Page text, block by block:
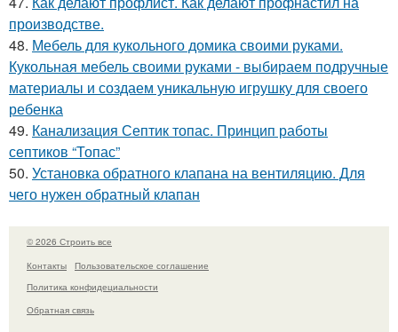
производстве.
48. Мебель для кукольного домика своими руками.
Кукольная мебель своими руками - выбираем подручные
материалы и создаем уникальную игрушку для своего
ребенка
49. Канализация Септик топас. Принцип работы
септиков “Топас”
50. Установка обратного клапана на вентиляцию. Для
чего нужен обратный клапан
© 2026 Строить все
Контакты
Пользовательское соглашение
Политика конфидециальности
Обратная связь